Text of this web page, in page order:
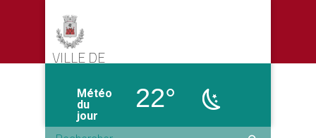
VILLE DE
Météo
du
jour
22°